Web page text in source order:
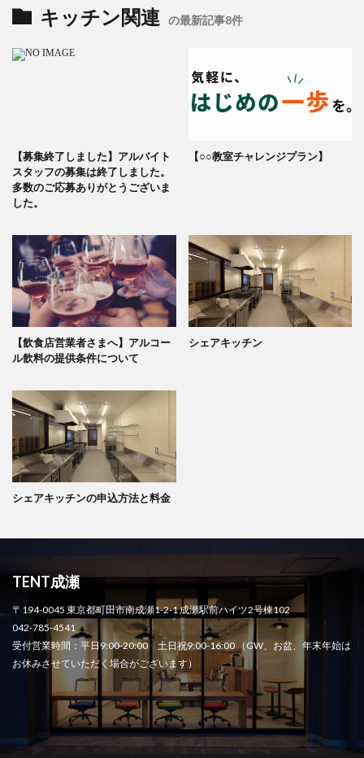
キッチン関連 の最新記事8件
【募集終了しました】アルバイト
スタッフの募集は終了しました。
多数のご応募ありがとうございま
した。
【○○教室チャレンジプラン】
【飲食店営業者さまへ】アルコー
ル飲料の提供条件について
シェアキッチン
シェアキッチンの申込方法と料金
TENT成瀬
〒194-0045 東京都町田市南成瀬1-2-1 成瀬駅前ハイツ2号棟102
042-785-4541
受付営業時間：平日9:00-20:00 土日祝9:00-16:00 （GW、お盆、年末年始は
お休みさせていただく場合がございます）